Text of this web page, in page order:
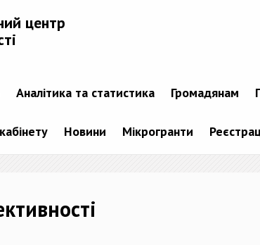
центр
Аналітика та статистика Громадянам
Новини Мікрогранти